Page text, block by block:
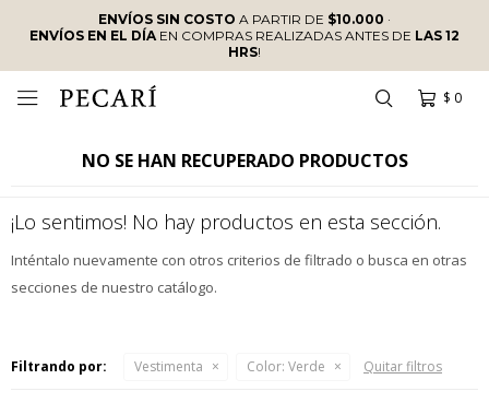
ENVÍOS SIN COSTO A PARTIR DE $10.000 ·
ENVÍOS EN EL DÍAEN COMPRAS REALIZADAS ANTES DE LAS 12
HRS!
$ 0

NO SE HAN RECUPERADO PRODUCTOS
¡Lo sentimos! No hay productos en esta sección.
Inténtalo nuevamente con otros criterios de filtrado o busca en otras
secciones de nuestro catálogo.
Filtrando por: Vestimenta Color: Verde Quitar filtros